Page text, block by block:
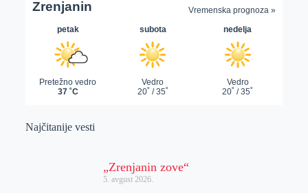
Najčitanije vesti
„Zrenjanin zove“
5. avgust 2026.